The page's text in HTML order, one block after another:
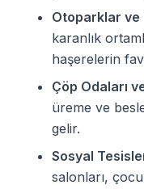
Otoparklar ve
karanlık
haşerelerin
Çöp Odaları
üreme ve
gelir.
Sosyal
salonları,